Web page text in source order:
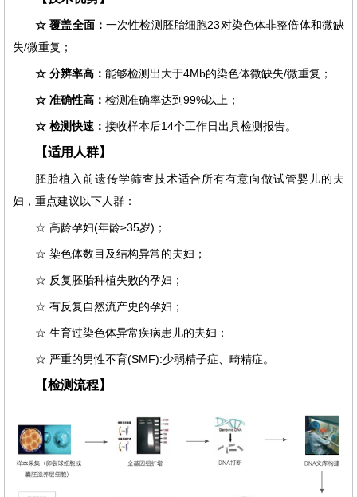
☆覆盖全面：一次性检测胚胎细胞23对染色体非整倍体和微缺
失/微重复；
☆ 分辨率高： 能够检测出大于4Mb的染色体微缺失/微重复；
☆ 准确性高： 检测准确率达到99%以上；
☆ 检测快速： 接收样本后14个工作日出具检测报告。
【适用人群】
胚胎植入前遗传学筛查技术适合所有有意向做试管婴儿的夫
妇，重点建议以下人群：
☆ 高龄孕妇(年龄≥35岁)；
☆ 染色体数目及结构异常的夫妇；
☆ 反复胚胎种植失败的孕妇；
☆ 有反复自然流产史的孕妇；
☆ 生育过染色体异常疾病患儿的夫妇；
☆ 严重的男性不育(SMF):少弱精子症、畸精症。
【检测流程】